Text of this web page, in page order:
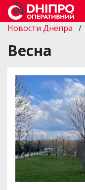
Новости Днепра /
Весна